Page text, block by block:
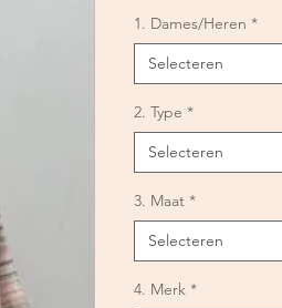
1. Dames/Heren *
Selecteren
2. Type *
Selecteren
3. Maat *
Selecteren
4. Merk *